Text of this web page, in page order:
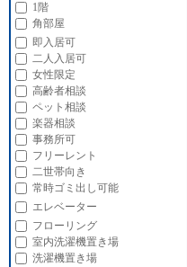
1階
角部屋
即入居可
二人入居可
女性限定
高齢者相談
ペット相談
楽器相談
事務所可
フリーレント
二世帯向き
常時ゴミ出し可能
エレベーター
フローリング
室内洗濯機置き場
洗濯機置き場